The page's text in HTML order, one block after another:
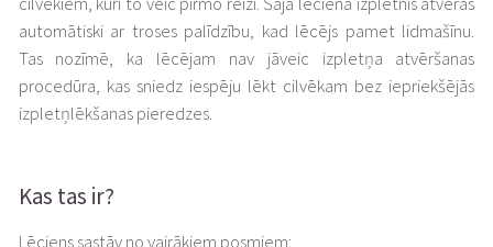
automātiski ar troses palīdzību, kad lēcējs pamet lidmašīnu.
Tas nozīmē, ka lēcējam nav jāveic izpletņa atvēršanas
procedūra, kas sniedz iespēju lēkt cilvēkam bez iepriekšējās
izpletņlēkšanas pieredzes.
Kas tas ir?